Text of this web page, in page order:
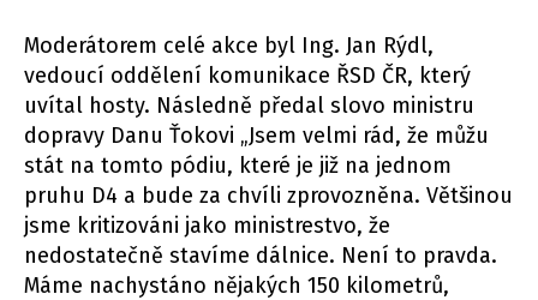
Moderátorem celé akce byl Ing. Jan Rýdl,
vedoucí oddělení komunikace ŘSD ČR, který
uvítal hosty. Následně předal slovo ministru
dopravy Danu Ťokovi „Jsem velmi rád, že můžu
stát na tomto pódiu, které je již na jednom
pruhu D4 a bude za chvíli zprovozněna. Většinou
jsme kritizováni jako ministrestvo, že
nedostatečně stavíme dálnice. Není to pravda.
Máme nachystáno nějakých 150 kilometrů,